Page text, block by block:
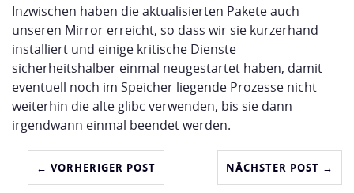
Inzwischen haben die aktualisierten Pakete auch
unseren Mirror erreicht, so dass wir sie kurzerhand
installiert und einige kritische Dienste
sicherheitshalber einmal neugestartet haben, damit
eventuell noch im Speicher liegende Prozesse nicht
weiterhin die alte glibc verwenden, bis sie dann
irgendwann einmal beendet werden.
← VORHERIGER POST NÄCHSTER POST →